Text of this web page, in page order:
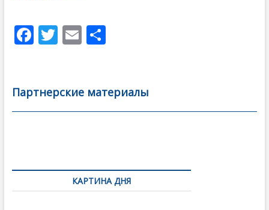
F
b
o
T
er
E
l
О
а
в
Партнерские материалы
по
записямКАРТИНА ДНЯ